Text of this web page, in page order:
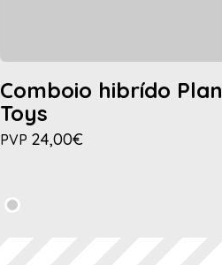
Comboio hibrído Plan
Toys
PVP 24,00€